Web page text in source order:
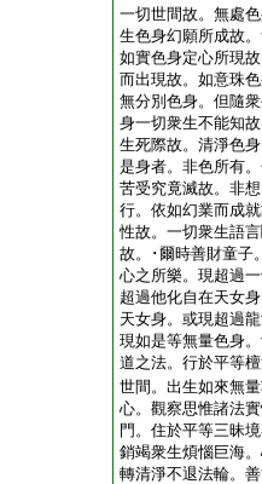
一切世間故。無處
生色身幻願所成故
如實色身定心所現
而出現故。如意珠
無分別色身。但隨
身一切衆生不能知
生死際故。清淨色
是身者。非色所有
苦受究竟滅故。非
行。依如幻業而成
性故。一切衆生語
故。･爾時善財童子
心之所樂。現超過
超過他化自在天女
天女身。或現超過
現如是等無量色身
道之法。行於平等
世間。出生如來無
心。觀察思惟諸法
門。住於平等三昧
銷竭衆生煩惱巨海
轉清淨不退法輪。